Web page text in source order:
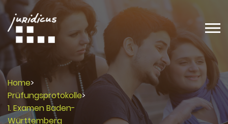
Home>
Prüfungsprotokolle>
1. Examen Baden-
Württemberg